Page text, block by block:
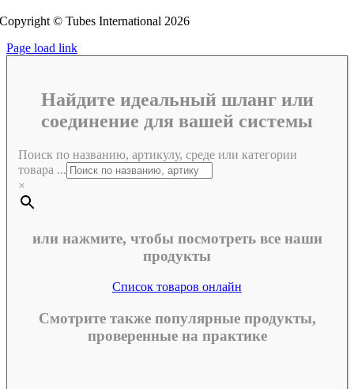
Copyright © Tubes International 2026
Page load link
Найдите идеальный шланг или
соединение для вашей системы
Поиск по названию, артикулу, среде или категории
товара ...
×
или нажмите, чтобы посмотреть все наши
продукты
Список товаров онлайн
Смотрите также популярные продукты,
проверенные на практике